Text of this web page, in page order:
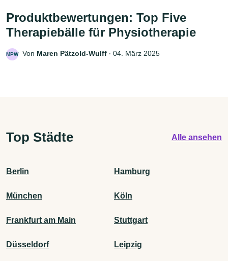
Produktbewertungen: Top Five
Therapiebälle für Physiotherapie
MPW Von Maren Pätzold-Wulff ‧ 04. März 2025
Top Städte Alle ansehen
Berlin Hamburg
München Köln
Frankfurt am Main Stuttgart
Düsseldorf Leipzig